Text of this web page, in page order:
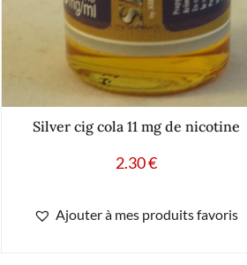
Silver cig cola 11 mg de nicotine
2.30€
Ajouter à mes produits favoris